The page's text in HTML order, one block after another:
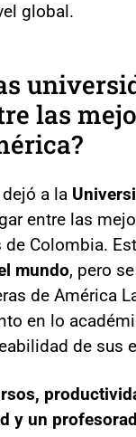
global.
las
a la
entre las
de Colombia.
mundo, pero
de América
en lo
de sus
y un